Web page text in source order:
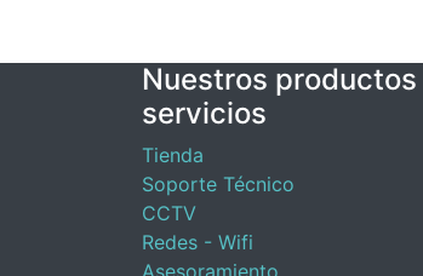
Nuestros productos
servicios
Tienda
Soporte Técnico
CCTV
Redes - Wifi
Asesoramiento